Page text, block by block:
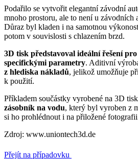
Podařilo se vytvořit elegantní závodní
mnoho prostoru, ale to není u závodních
Důraz byl kladen i na samotnou
potom v souvislosti s chlazením brzd.
3D tisk představoval ideální řešení
specifickými parametry. Aditivní
z hlediska nákladů, jelikož umožňuje
k použití.
Příkladem součástky vyrobené na 3D
zásobník na vodu, který byl vyroben z
si ho prohlédnout i na přiložené
Zdroj: www.uniontech3d.de
Přejít na případovku